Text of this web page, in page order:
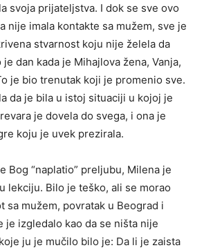
svoja prijateljstva. I dok se sve ovo
nije imala kontakte sa mužem, sve je
stvarnost koju nije želela da
dan kada je Mihajlova žena, Vanja,
je bio trenutak koji je promenio sve.
da je bila u istoj situaciji u kojoj je
je dovela do svega, i ona je
koju je uvek prezirala.
Bog “naplatio” preljubu, Milena je
lekciju. Bilo je teško, ali se morao
sa mužem, povratak u Beograd i
je izgledalo kao da se ništa nije
ju je mučilo bilo je: Da li je zaista